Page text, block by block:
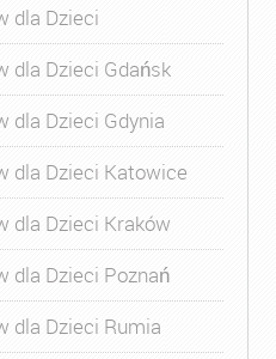
dla Dzieci
dla Dzieci Gdańsk
dla Dzieci Gdynia
dla Dzieci Katowice
dla Dzieci Kraków
dla Dzieci Poznań
dla Dzieci Rumia